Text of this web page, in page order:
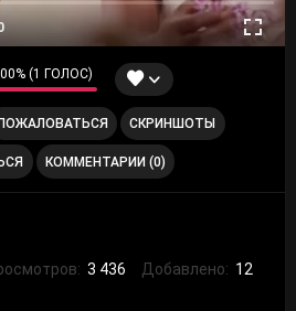
(1 ГОЛОС)
ПОЖАЛОВАТЬСЯ СКРИНШОТЫ
КОММЕНТАРИИ (0)
3 436 Добавлено: 12